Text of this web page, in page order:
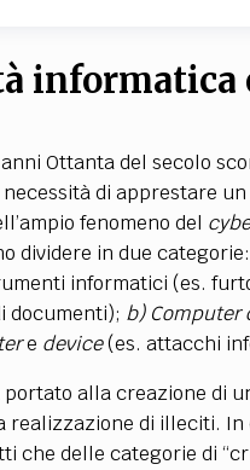
informatica
Ottanta del secolo
di apprestare
fenomeno del
dividere in due categorie:
informatici (es.
documenti); b) Computer
e device(es. attacchi
alla creazione di
realizzazione di illeciti.
che delle categorie di